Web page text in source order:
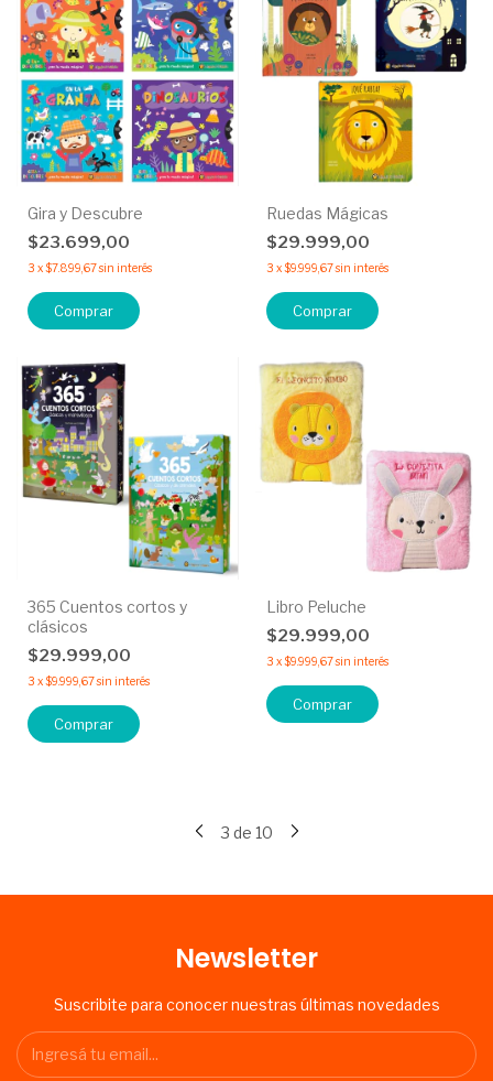
Gira y Descubre
$23.699,00
3 x$7.899,67sin interés
Comprar
Ruedas Mágicas
$29.999,00
3 x$9.999,67sin interés
Comprar
365 Cuentos cortos y
clásicos
$29.999,00
3 x$9.999,67sin interés
Comprar
Libro Peluche
$29.999,00
3 x$9.999,67sin interés
Comprar
3 de 10
Newsletter
Suscribite para conocer nuestras últimas novedades